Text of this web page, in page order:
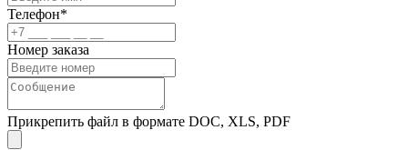
Телефон*
Номер заказа
Прикрепить файл в формате DOC, XLS, PDF